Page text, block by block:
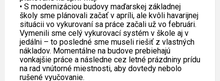
• S modernizáciou budovy maďarskej základnej
školy sme plánovali začať v apríli, ale kvôli havarijnej
situácii vo vykurovaní sa práce začali už vo februári.
Vymenili sme celý vykurovací systém v škole aj v
jedálni – to posledné sme museli riešiť z vlastných
nákladov. Momentálne na budove prebiehajú
vonkajšie práce a následne cez letné prázdniny prídu
na rad vnútorné miestnosti, aby dovtedy nebolo
rušené vyučovanie.